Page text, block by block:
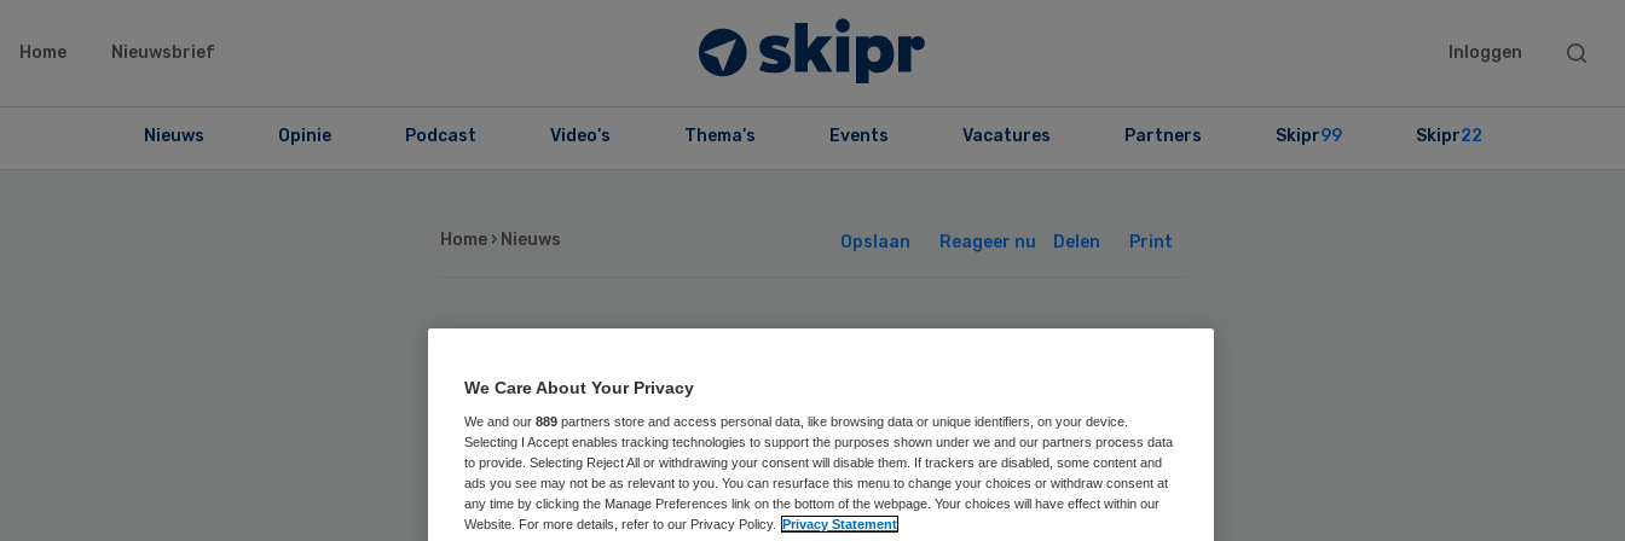
Home Nieuwsbrief Inloggen
Search
Nieuws Opinie Podcast Video’s Thema’s Events Vacatures Partners Skipr99 Skipr22
Home › Nieuws Opslaan Reageer nu Delen Print
Ouderen doen niet
makkelijk beroep op
mantelzorger
We Care About Your Privacy
We and our 889 partners store and access personal data, like browsing data or unique identifiers, on your device.
Selecting I Accept enables tracking technologies to support the purposes shown under we and our partners process data
to provide. Selecting Reject All or withdrawing your consent will disable them. If trackers are disabled, some content and
ads you see may not be as relevant to you. You can resurface this menu to change your choices or withdraw consent at
any time by clicking the Manage Preferences link on the bottom of the webpage. Your choices will have effect within our
Website. For more details, refer to our Privacy Policy.
Privacy Statement